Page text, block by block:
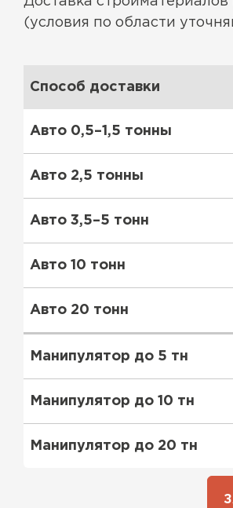
(условия по области
Способ доставки
Авто 0,5–1,5 тонны
Авто 2,5 тонны
Авто 3,5–5 тонн
Авто 10 тонн
Авто 20 тонн
Манипулятор до 5 тн
Манипулятор до 10 тн
Манипулятор до 20 тн
Утеплитель
Утеплитель
ПЕРЕЙТИ